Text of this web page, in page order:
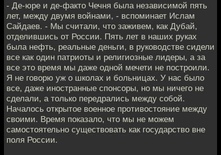
- Де-юре и де-факто Чечня была независимой пять
лет, между двумя войнами, - вспоминает Ислам
Сайдаев. - Мы считали, что заживем, как Дубай,
отделившись от России. Пять лет в наших руках
была нефть, реальные деньги, в руководстве сидели
все как один патриоты и религиозные лидеры, а за
все это время мы даже одной мечети не построили.
Я не говорю уж о школах и больницах. У нас было
все, даже иностранные спонсоры, но мы ничего не
сделали, а только передрались между собой.
Началось открытое военное противостояние между
своими. Время показало, что мы не можем
самостоятельно существовать как государство вне
поля России.